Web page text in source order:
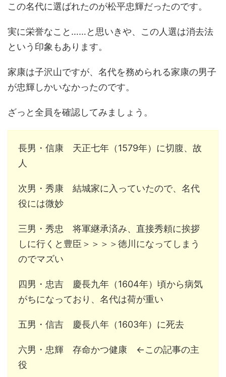
この名代に選ばれたのが松平忠輝だったのです。
実に栄誉なこと……と思いきや、この人選は消去法
という印象もあります。
家康は子沢山ですが、名代を務められる家康の男子
が忠輝しかいなかったのです。
ざっと全員を確認してみましょう。
長男・信康 天正七年（1579年）に切腹、故
人
次男・秀康 結城家に入っていたので、名代
役には微妙
三男・秀忠 将軍継承済み、直接秀頼に挨拶
しに行くと豊臣＞＞＞＞徳川になってしまう
のでマズい
四男・忠吉 慶長九年（1604年）頃から病気
がちになっており、名代は荷が重い
五男・信吉 慶長八年（1603年）に死去
六男・忠輝 存命かつ健康 ←この記事の主
役